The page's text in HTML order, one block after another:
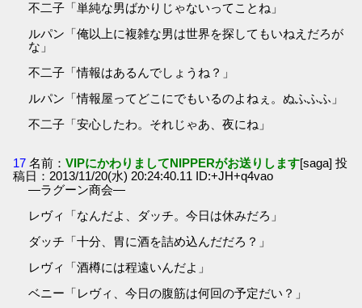
不二子「単純な男ばかりじゃないってことね」
ルパン「俺以上に複雑な男は世界を探してもいねえだろが
な」
不二子「情報はあるんでしょうね？」
ルパン「情報屋ってどこにでもいるのよねぇ。ぬふふふ」
不二子「安心したわ。それじゃあ、夜にね」
17 名前：VIPにかわりましてNIPPERがお送りします[saga] 投
稿日：2013/11/20(水) 20:24:40.11 ID:+JH+q4vao
―ラグーン商会―
レヴィ「なんだよ、ダッチ。今日は休みだろ」
ダッチ「十分、胃に酒を詰め込んだだろ？」
レヴィ「酒樽には程遠いんだよ」
ベニー「レヴィ、今日の腹筋は何回の予定だい？」